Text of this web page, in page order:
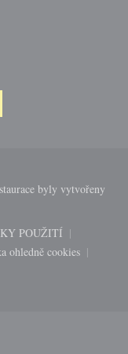
se v novém
byly vytvořeny
se v novém okně))
POUŽITÍ
((otevře se v novém
ohledně cookies
((otevře se v novém
novém okně))